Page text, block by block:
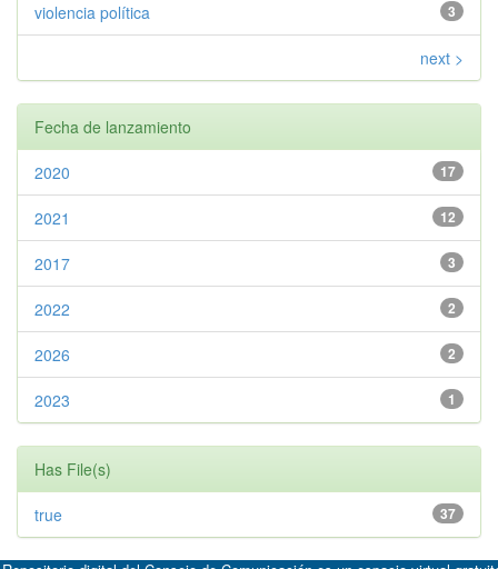
3
violencia política
next >
Fecha de lanzamiento
17
2020
12
2021
3
2017
2
2022
2
2026
1
2023
Has File(s)
37
true